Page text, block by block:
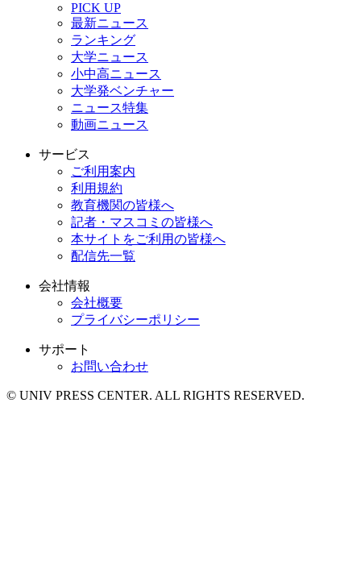
PICK UP
最新ニュース
ランキング
大学ニュース
小中高ニュース
大学発ベンチャー
ニュース特集
動画ニュース
サービス
ご利用案内
利用規約
教育機関の皆様へ
記者・マスコミの皆様へ
本サイトをご利用の皆様へ
配信先一覧
会社情報
会社概要
プライバシーポリシー
サポート
お問い合わせ
© UNIV PRESS CENTER. ALL RIGHTS RESERVED.